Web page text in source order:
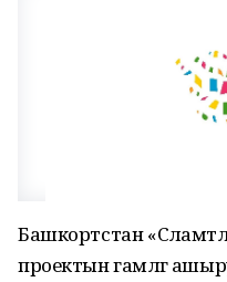
Башкортстан
проектын гамәлгә